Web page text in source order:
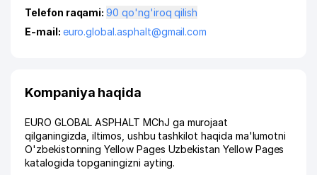
Telefon raqami:
90 qo'ng'iroq qilish
E-mail: euro.global.asphalt@gmail.com
Kompaniya haqida
EURO GLOBAL ASPHALT MChJ ga murojaat
qilganingizda, iltimos, ushbu tashkilot haqida ma'lumotni
O'zbekistonning Yellow Pages Uzbekistan Yellow Pages
katalogida topganingizni ayting.